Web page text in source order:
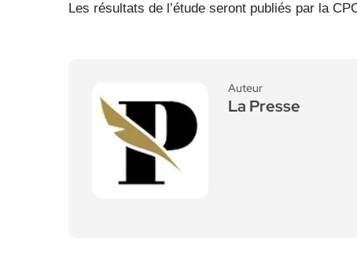
Les résultats de l’étude seront publiés par la
Auteur
La Presse